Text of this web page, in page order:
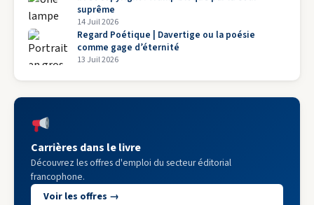
suprême
14 Juil 2026
Regard Poétique | Davertige ou la poésie
comme gage d’éternité
13 Juil 2026
Carrières dans le livre
Découvrez les offres d'emploi du secteur éditorial
francophone.
Voir les offres →